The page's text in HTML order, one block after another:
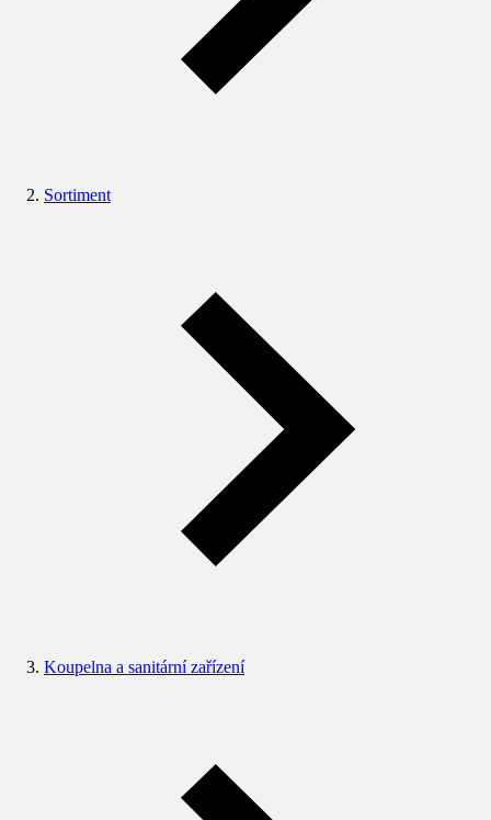
Sortiment
Koupelna a sanitární zařízení